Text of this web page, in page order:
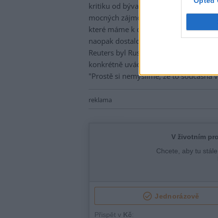
kritiku od bývalého viceprezidenta
mocných zájmových skupin, které
které máme k dispozici, americký
naopak dostalo výslovné kritiky od
Reuters byl Russel Jones, ekonom z
konkrétně uvádí, jaké následky by
"Prostě si nemyslíme, že to současná
reklama